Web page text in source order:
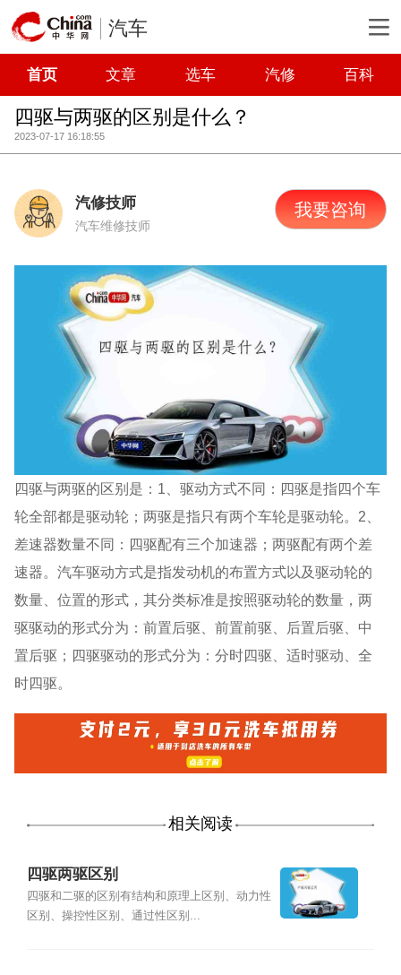
汽车
首页 文章 选车 汽修 百科
四驱与两驱的区别是什么？
2023-07-17 16:18:55
汽修技师
汽车维修技师
我要咨询
四驱与两驱的区别是：1、驱动方式不同：四驱是指四个车
轮全部都是驱动轮；两驱是指只有两个车轮是驱动轮。2、
差速器数量不同：四驱配有三个加速器；两驱配有两个差
速器。汽车驱动方式是指发动机的布置方式以及驱动轮的
数量、位置的形式，其分类标准是按照驱动轮的数量，两
驱驱动的形式分为：前置后驱、前置前驱、后置后驱、中
置后驱；四驱驱动的形式分为：分时四驱、适时驱动、全
时四驱。
相关阅读
四驱两驱区别
四驱和二驱的区别有结构和原理上区别、动力性
区别、操控性区别、通过性区别...